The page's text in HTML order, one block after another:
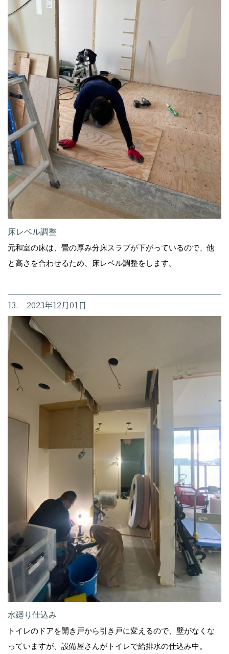
床レベル調整
元和室の床は、畳の厚み分床スラブが下がっているので、他
と高さを合わせるため、床レベル調整をします。
13. 2023年12月01日
水廻り仕込み
トイレのドアを開き戸から引き戸に変えるので、壁がなくな
っていますが、設備屋さんがトイレで給排水の仕込み中。